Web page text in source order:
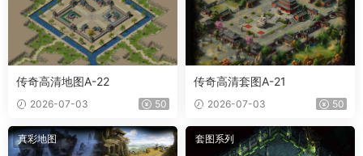
传奇高清地图A-22
2026-07-03 50
传奇高清套图A-21
2026-07-03 50
真彩地图 套图系列